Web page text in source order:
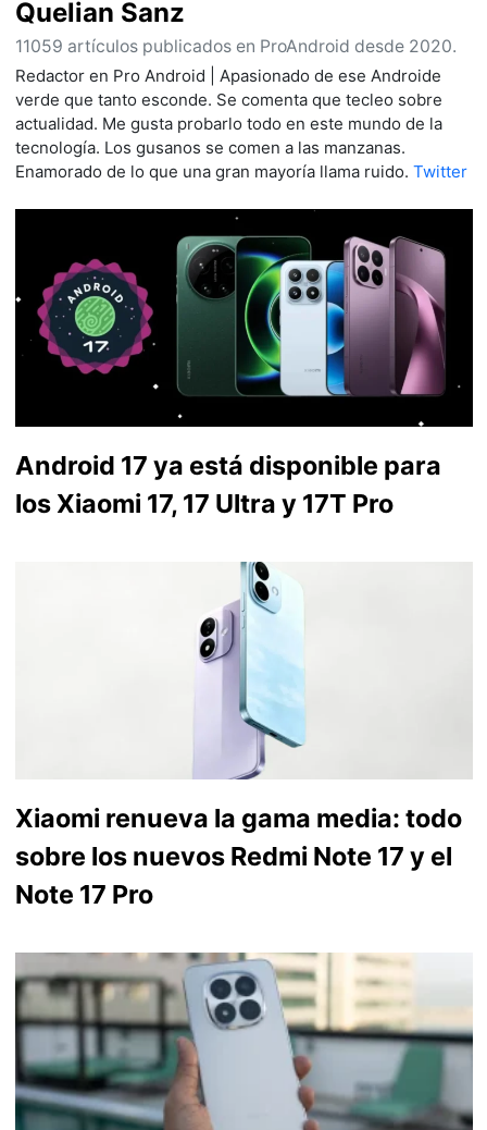
Quelian Sanz
11059 artículos publicados en ProAndroid desde 2020.
Redactor en Pro Android | Apasionado de ese Androide
verde que tanto esconde. Se comenta que tecleo sobre
actualidad. Me gusta probarlo todo en este mundo de la
tecnología. Los gusanos se comen a las manzanas.
Enamorado de lo que una gran mayoría llama ruido. Twitter
Android 17 ya está disponible para
los Xiaomi 17, 17 Ultra y 17T Pro
Xiaomi renueva la gama media: todo
sobre los nuevos Redmi Note 17 y el
Note 17 Pro